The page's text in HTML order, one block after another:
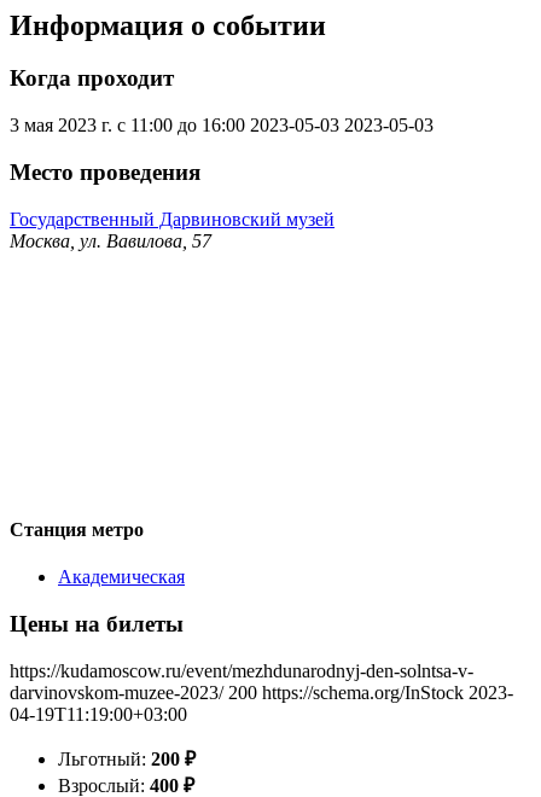
Информация о событии
Когда проходит
3 мая 2023 г. с 11:00 до 16:00 2023-05-03 2023-05-03
Место проведения
Государственный Дарвиновский музей
Москва, ул. Вавилова, 57
Станция метро
Академическая
Цены на билеты
https://kudamoscow.ru/event/mezhdunarodnyj-den-solntsa-v-
darvinovskom-muzee-2023/ 200 https://schema.org/InStock 2023-
04-19T11:19:00+03:00
Льготный: 200 ₽
Взрослый: 400 ₽